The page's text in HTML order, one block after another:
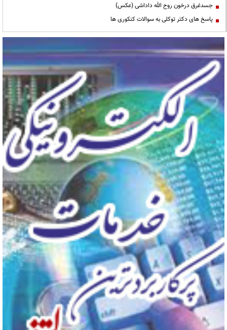
جسدغرق درخون روح الله داداشی (عکس)
پاسخ های دکتر توکلی به سوالات کنکوری ها